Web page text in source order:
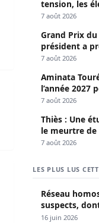
son mouvement
de Goudiry
tension, les
à la Senelec
7 août 2026
Grand Prix
président a présenté ces ambitions sous le
thème du fair-
7 août 2026
Aminata
l’année
légalité» les
7 août 2026
Thiès : Une
le meurtre de
7 août 2026
LES PLUS LUS
Réseau
suspects,
Keur Massar ;
16 juin 2026